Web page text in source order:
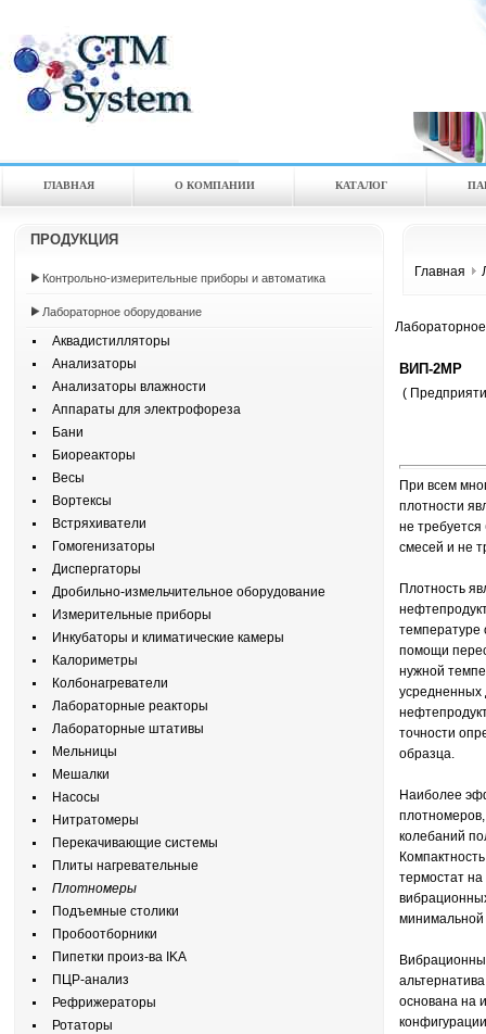
ГЛАВНАЯ О КОМПАНИИ КАТАЛOГ
ПРОДУКЦИЯ
Контрольно-измерительные приборы и автоматика
Лабораторное оборудование
Аквадистилляторы
Анализаторы
Анализаторы влажности
Аппараты для электрофореза
Бани
Биореакторы
Весы
Вортексы
Встряхиватели
Гомогенизаторы
Диспергаторы
Дробильно-измельчительное оборудование
Измерительные приборы
Инкубаторы и климатические камеры
Калориметры
Колбонагреватели
Лабораторные реакторы
Лабораторные штативы
Мельницы
Мешалки
Насосы
Нитратомеры
Перекачивающие системы
Плиты нагревательные
Плотномеры
Подъемные столики
Пробоотборники
Пипетки произ-ва IKA
ПЦР-анализ
Рефрижераторы
Ротаторы
Главная
ВИП-2МР
(
При всем
плотности
не
смесей и не
Плотность
температуре
помощи
нужной
усредненных
точности
образца.
Наиболее
колебаний
термостат
минимальной
основана на